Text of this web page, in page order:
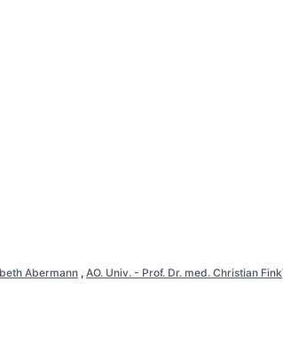
Abermann , AO. Univ. - Prof. Dr. med. Christian Fink